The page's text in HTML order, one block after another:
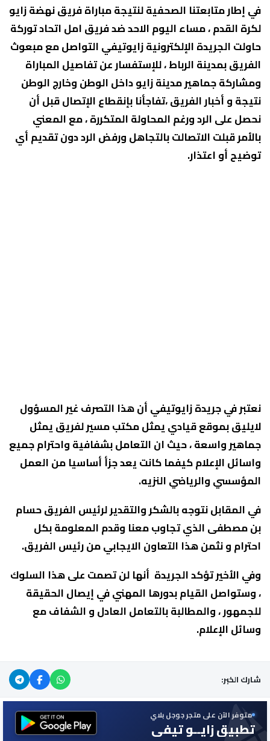
في إطار متابعتنا الصحفية لنتيجة مباراة فريق نهضة زايو
لكرة القدم ، مساء اليوم الاحد ضد فريق امل اتحاد توركة
حاولت الجريدة الإلكترونية زايوتيفي التواصل مع مبعوث
الفريق بمدينة الرباط ، للإستفسار عن تفاصيل المباراة
ومشاركة جماهير مدينة زايو داخل الوطن وخارج الوطن
نتيجة و أخبار الفريق ،تفاجأنا بإنقطاع الإتصال قبل أن
نحصل على الرد ورغم المحاولة المتكررة ، مع المعني
بالأمر قبلت الاتصالت بالتجاهل ورفض الرد دون تقديم أي
توضيح أو اعتذار.
نعتبر في جريدة زايوتيفي أن هذا التصرف غير المسؤول
لايليق بموقع قيادي يمثل مكتب مسير لفريق يمثل
جماهير واسعة ، حيث ان التعامل بشفافية واحترام جميع
واسائل الإعلام كيفما كانت يعد جزأ أساسيا من العمل
المؤسسي والرياضي النزيه.
في المقابل نتوجه بالشكر والتقدير لرئيس الفريق حسام
بن مصطفى الذي تجاوب معنا وقدم المعلومة بكل
احترام و نثمن هذا التعاون الايجابي من رئيس الفريق.
وفي الأخير تؤكد الجريدة أنها لن تصمت على هذا السلوك
، وستواصل القيام بدورها المهني في إيصال الحقيقة
للجمهور ، والمطالبة بالتعامل العادل و الشفاف مع
وسائل الإعلام.
شارك الخبر:
متوفر الآن على متجر جوجل بلاي
تطبيق زايــو تيفي